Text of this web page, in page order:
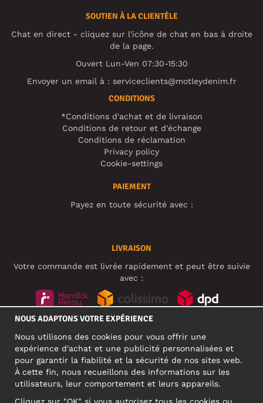
SOUTIEN À LA CLIENTÈLE
Chat en direct - cliquez sur l'icône de chat en bas à droite
de la page.
Ouvert Lun-Ven 07:30-15:30
Envoyer un email à : serviceclients@motleydenim.fr
CONDITIONS
*Conditions d'achat et de livraison
Conditions de retour et d'échange
Conditions de réclamation
Privacy policy
Cookie-settings
PAIEMENT
Payez en toute sécurité avec :
LIVRAISON
Votre commande est livrée rapidement et peut être suivie
avec :
ADRESSE PROFESSIONNELLE
NOUS ADAPTONS VOTRE EXPÉRIENCE
Nous utilisons des cookies pour vous offrir une
expérience d'achat et une publicité personnalisées et
pour garantir la fiabilité et la sécurité de nos sites web.
À cette fin, nous recueillons des informations sur les
utilisateurs, leur comportement et leurs appareils.